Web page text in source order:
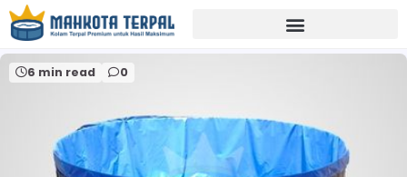
Home kolam terpal bulat sragen
6 min read 0